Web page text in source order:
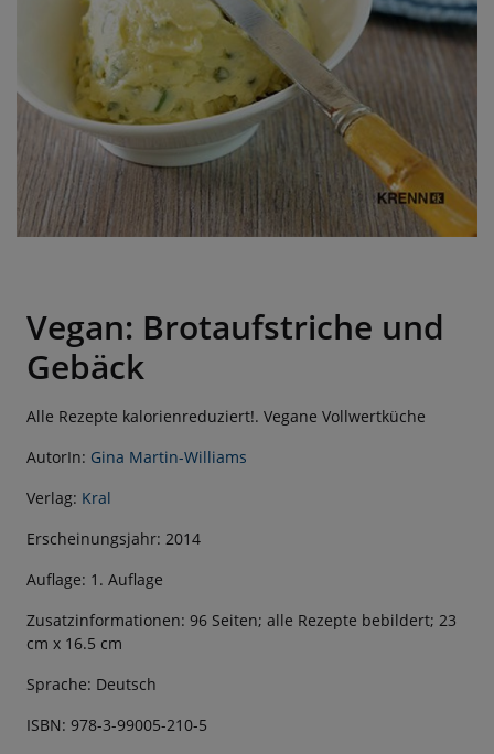
Vegan: Brotaufstriche und
Gebäck
Alle Rezepte kalorienreduziert!. Vegane Vollwertküche
AutorIn: Gina Martin-Williams
Verlag: Kral
Erscheinungsjahr: 2014
Auflage: 1. Auflage
Zusatzinformationen: 96 Seiten; alle Rezepte bebildert; 23
cm x 16.5 cm
Sprache: Deutsch
ISBN: 978-3-99005-210-5